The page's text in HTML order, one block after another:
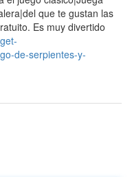
que te gustan las
Es muy divertido
de-serpientes-y-